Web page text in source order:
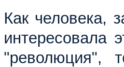
Как человека,
интересовала
"революция",